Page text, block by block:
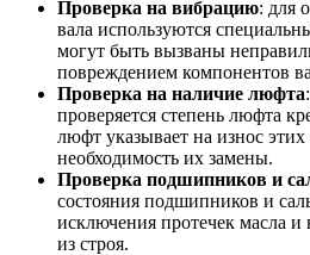
Проверка на вибрацию: для
вала используются
могут быть вызваны
повреждением компонентов
Проверка на наличие люфта
проверяется степень люфта
люфт указывает на износ этих
необходимость их замены.
Проверка подшипников и
состояния подшипников и
исключения протечек масла и
из строя.